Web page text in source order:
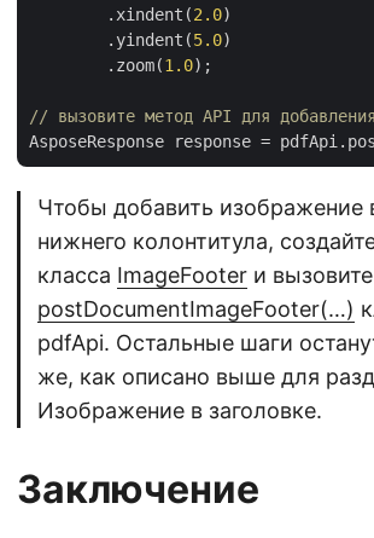
	.xindent(
2.0)
	.yindent(
5.0)
	.zoom(
1.0);
// вызовите метод API для
AsposeResponse response =
Чтобы добавить изображение
нижнего колонтитула,
класса ImageFooter и
postDocumentImageFooter(…)
pdfApi. Остальные шаги
же, как описано выше для
Изображение в заголовке.
Заключение